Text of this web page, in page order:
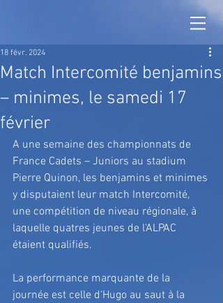
Match Intercomité benjamins
– minimes, le samedi 17
février
18 févr. 2024
A une semaine des championnats de
France Cadets – Juniors au stadium
Pierre Quinon, les benjamins et minimes
y disputaient leur match Intercomité,
une compétition de niveau régionale, à
laquelle quatres jeunes de l'ALPAC
étaient qualifiés.
La performance marquante de la
journée est celle d'Hugo au saut à la